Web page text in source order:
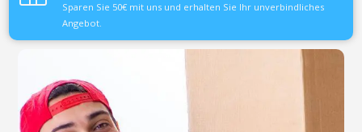
Sparen Sie 50€ mit uns und erhalten Sie Ihr unverbindliches
Angebot.